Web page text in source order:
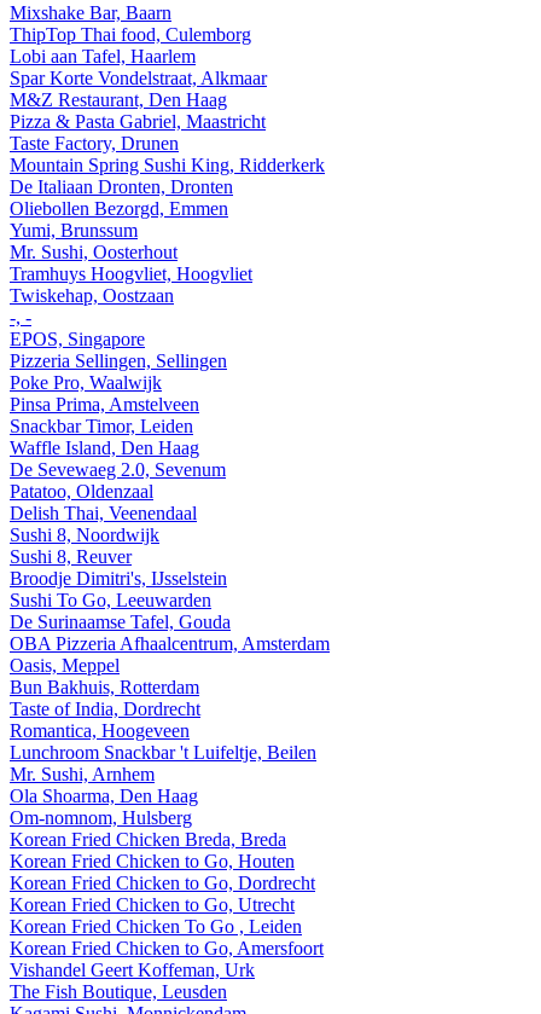
Mixshake Bar, Baarn
ThipTop Thai food, Culemborg
Lobi aan Tafel, Haarlem
Spar Korte Vondelstraat, Alkmaar
M&Z Restaurant, Den Haag
Pizza & Pasta Gabriel, Maastricht
Taste Factory, Drunen
Mountain Spring Sushi King, Ridderkerk
De Italiaan Dronten, Dronten
Oliebollen Bezorgd, Emmen
Yumi, Brunssum
Mr. Sushi, Oosterhout
Tramhuys Hoogvliet, Hoogvliet
Twiskehap, Oostzaan
-, -
EPOS, Singapore
Pizzeria Sellingen, Sellingen
Poke Pro, Waalwijk
Pinsa Prima, Amstelveen
Snackbar Timor, Leiden
Waffle Island, Den Haag
De Sevewaeg 2.0, Sevenum
Patatoo, Oldenzaal
Delish Thai, Veenendaal
Sushi 8, Noordwijk
Sushi 8, Reuver
Broodje Dimitri's, IJsselstein
Sushi To Go, Leeuwarden
De Surinaamse Tafel, Gouda
OBA Pizzeria Afhaalcentrum, Amsterdam
Oasis, Meppel
Bun Bakhuis, Rotterdam
Taste of India, Dordrecht
Romantica, Hoogeveen
Lunchroom Snackbar 't Luifeltje, Beilen
Mr. Sushi, Arnhem
Ola Shoarma, Den Haag
Om-nomnom, Hulsberg
Korean Fried Chicken Breda, Breda
Korean Fried Chicken to Go, Houten
Korean Fried Chicken to Go, Dordrecht
Korean Fried Chicken to Go, Utrecht
Korean Fried Chicken To Go , Leiden
Korean Fried Chicken to Go, Amersfoort
Vishandel Geert Koffeman, Urk
The Fish Boutique, Leusden